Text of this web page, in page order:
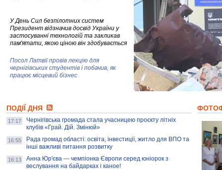
У День Сил безпілотних систем
Президент відзначив досвід України у
застосуванні технологій та закликав
пам'ятати, якою ціною він здобувається
Посол Латвії провів лекцію для
чернігівських студентів і побачив, як
працює місцевий бізнес
колекцію про війну, емоції та тварин
AB InBev Efes Україна підтримала
навчальний проєкт "Молодіжна бізнес-
школа", спрямований на розвиток
підприємництва у Чернігівській області
ПОДІЇ ДНЯ
17:17
Чернігівська громада стала учасницею проєкту літніх
клубів «Грай. Дій. Змінюй»
16:55
Рада громад області: освіта, інвестиції, житло для ВПО та
інші важливі питання розвитку
16:13
Анна Юр'єва — чемпіонка Європи серед юніорок з
веслування на байдарках і каное!